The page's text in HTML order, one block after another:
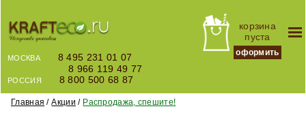
корзина
пуста
оформить
МОСКВА
8 495 231 01 07
8 966 119 49 77
РОССИЯ 8 800 500 68 87
Главная Акции Распродажа, спешите!